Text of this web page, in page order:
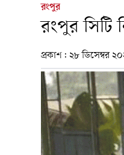
রংপুর
রংপুর সিটি
প্রকাশ: ২৮ ডিসেম্বর